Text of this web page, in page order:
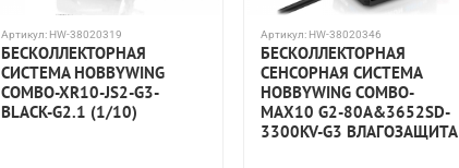
Артикул: HW-38020319
БЕСКОЛЛЕКТОРНАЯ
СИСТЕМА HOBBYWING
COMBO-XR10-JS2-G3-
BLACK-G2.1 (1/10)
Артикул: HW-38020346
БЕСКОЛЛЕКТОРНАЯ
СЕНСОРНАЯ СИСТЕМА
HOBBYWING COMBO-
MAX10 G2-80A&3652SD-
3300KV-G3 ВЛАГОЗАЩИТА